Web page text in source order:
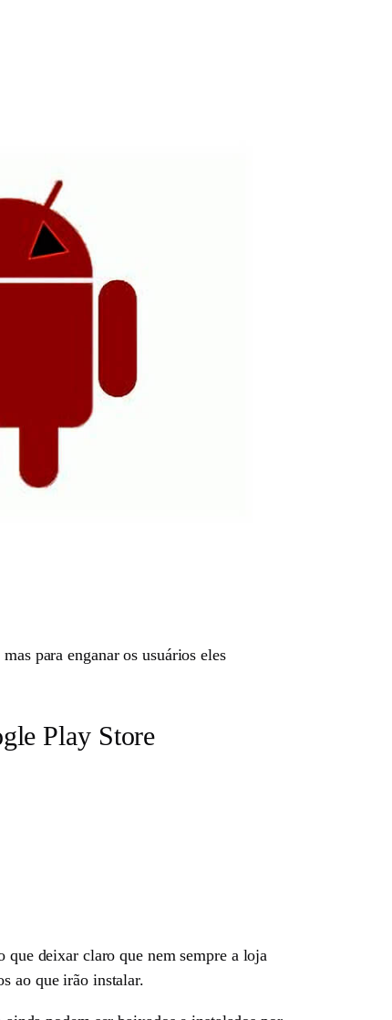
para enganar os usuários eles
Play Store
que deixar claro que nem sempre a loja
ao que irão instalar.